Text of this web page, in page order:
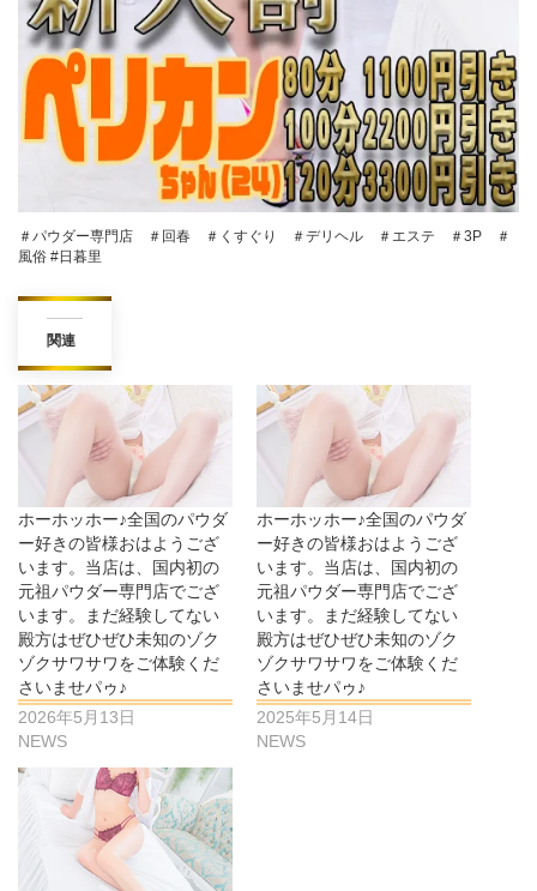
＃パウダー専門店 ＃回春 ＃くすぐり ＃デリヘル ＃エステ ＃3P ＃
風俗 #日暮里
関連
ホーホッホー♪全国のパウダ
ー好きの皆様おはようござ
います。当店は、国内初の
元祖パウダー専門店でござ
います。まだ経験してない
殿方はぜひぜひ未知のゾク
ゾクサワサワをご体験くだ
さいませパゥ♪
2026年5月13日
NEWS
ホーホッホー♪全国のパウダ
ー好きの皆様おはようござ
います。当店は、国内初の
元祖パウダー専門店でござ
います。まだ経験してない
殿方はぜひぜひ未知のゾク
ゾクサワサワをご体験くだ
さいませパゥ♪
2025年5月14日
NEWS